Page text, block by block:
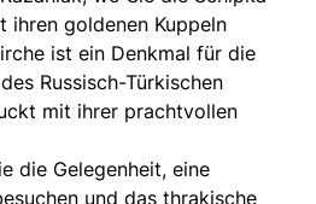
ihren goldenen Kuppeln
ist ein Denkmal für die
Russisch-Türkischen
mit ihrer prachtvollen
die Gelegenheit, eine
und das thrakische